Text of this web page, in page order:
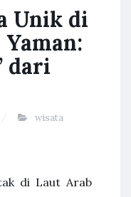
Unik di
dari
wisata
di Laut Arab